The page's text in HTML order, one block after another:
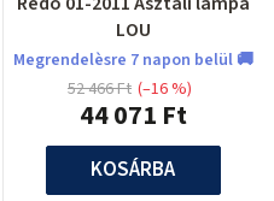
LOU
Megrendelèsre 7 napon belül 🚚
44 071 Ft
52 466 Ft (–16 %)
KOSÁRBA